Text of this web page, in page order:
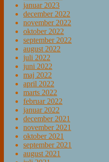
januar 2023
december 2022
november 2022
oktober 2022
september 2022
august 2022
juli 2022
juni 2022
maj 2022
april 2022
marts 2022
februar 2022
januar 2022
december 2021
november 2021
oktober 2021
september 2021
august 2021